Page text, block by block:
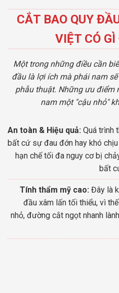
CẮT BAO QUY
VIỆT CÓ
Một trong những điều cần
đầu là lợi ích mà phái nam
phẫu thuật. Những ưu điểm
nam một "cậu nhỏ"
An toàn & Hiệu quả: Quá trình
bất cứ sự đau đớn hay khó chịu
hạn chế tối đa nguy cơ bị
bất
Tính thẩm mỹ cao: Đây là
đầu xâm lấn tối thiểu, vì
nhỏ, đường cắt ngọt nhanh